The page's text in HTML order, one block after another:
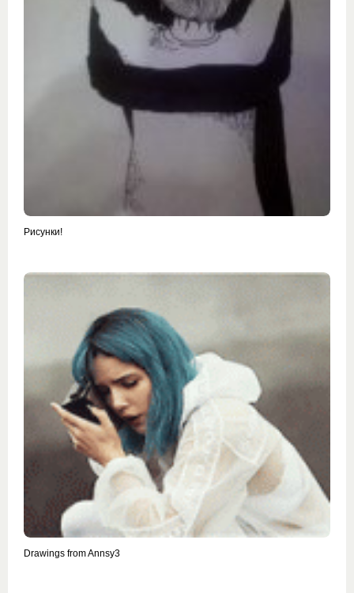
Рисунки!
Drawings from Annsy3